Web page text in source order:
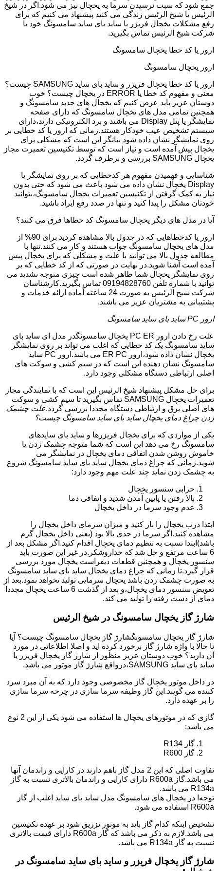
جمع شود که سبب نرسیدن سرما به یخچال نیز می شود.اگر در شیخ
الرئیس یا شیخ الرئیس زندگی می کنید پیشنهاد می کنیم که برای
رفع مشکلات یخچال فریزر یا ساید بای ساید سامسونگ خود با
شرکت شیخ الرئیس تماس بگیرید.
ارور یا کد خطا یخچال سامسونگ
ارور یخچال سامسونگ
ارور یا کد خطا یخچال فریزر و ساید بای ساید SAMSUNG چیست؟
معنی و مفهوم کد خطا یا ERROR در یخچال چیست؟ خوب
دوستان عزیز باید عرض کنیم که یخچال های جدید سامسونگ و
همچنین تمامی مدل های یخچال سامسونگ که دارای صفحه
نمایشگر یا پنل Display می باشند و برد الکترونیکی دارند،دارای
سیستم تشخیص عیب خودکار هستند.زمانی که ارور یا کد خطایی بر
روی نمایشگر نشان داده شود بیانگر این است که مشکلی برای
یخچال پیش آمده است و نیاز است که توسط تکنیسین تعمیرت مجاز
یخچال SAMSUNG بررسی و برطرف گردد.
شناسایی و فهمیدن مفهوم هر کدخطایی که بر روی نمایشگر یا
Display یخچال نشان داده می شود باعث می شود که حتی بدون
نیاز به کمک گرفتن از تکنیسین تعمیرات یخچال سامسونگ،بتوانید
خودتان مشکل را پیدا کنید و تنها در صدد رفع ایراد باشید.
آیا در مدل های دیگر یخچال سامسونگ کد خطاها فرق می کنند؟
ارور یا کدخطاهایی که در جدول بالا مشاهده کردید برای 90% از
مدل های یخچال سامسونگ جواب هستند و کار می کنند.تنها با
مطالعه جدول بالا می توانید با علت و مشکلی که برای یخچال پیش
آمده است آشنا شوید.در نهایت در صورتی که از کد خطایی که بر
روی نمایشگر یخچال شما ظاهر شده است چیزی متوجه نشدید می
توانید با شماره تلفن 09194828760 تماس بگیرید.کارشناسان
شرکت شیخ الرئیس به صورت 24 ساعته آماده ارائه خدمات و
پشتیبانی به مشتریان عزیز می باشند.
ارور PC ساید بای ساید سامسونگ
علت رخ دادن ارور PC ER یخچال سامسونگدر مدل ای ساید بای
ساید سامسونگ یک کد خطایی که اغلب می تواند بر روی نمایشگر
یخچال نشان داده شود،ارور ER PC می باشد.ارور PC ساید
سامسونگ نشان دهنده این است که در سیم کشی و سوکت های
اصلی ارتباطی دستگاه مشکلی وجود دارد.
برای حل مشکل پیشنهاد شیخ الرئیس این است که با نمایندگی مجاز
تعمیرات یخچال SAMSUNG تماس بگیرید تا سیم کشی و سوکت
های اصلی برق و ارتباطی دستگاه مجددا بررسی گردد.علت چشمک
زدن چراغ دمای یخچال ساید بای ساید سامسونگ چیست؟
یکی از مواردی که برای یخچال فریزرها و ساید بای سایدهای
سامسونگ رخ می دهد این است که شما متوجه چشمک زدن یا
خاموش روشن شدن اتفاقی دمای یخچال در نمایشگر می
شوید.زمانی که چراغ دمای یخچال ساید بای ساید سامسونگ شروع
به چشمک زدن نماید چند علت مهم وجود دارد:
خرابی سنسور یخچال
بالا رفتن یا پایین آمدن شدید و اتفاقی دما
عدم وجود سرما در داخل یخچال
ابتدا درب یخچال را باز کنید و میزان سرمای داخل یخچال را
مشاهده کنید.اگر سرما در حدی بالا بود (یعنی داخل یخچال گرم
باشد)ابتدا نسبت به تنظیم دمای یخچال اقدام کنید.اگر مشکل بعد از
6 ساعت مرتفع و حل شد که خداروشکر.در غیر این صورت باید
سنسور یخچال و همچنین قطعات دیفراست یخچال مورد بررسی
قرار گیرد.تا زمانی که چراغ دمای یخچال ساید بای ساید سامسونگ
به صورت چشمک زدن باشد یخچال سرمایی تولید نخواهد نمود.بعد از
تعویض سنسور دمای یخچال،و بعد از گذشت 6 ساعت یخچال مجددا
دمای از دست رفته را تولید می کند.
شارژ گاز یخچال سامسونگ در شیخ الرئیس
شارژ گاز یخچال سامسونگشارژ گاز یخچال سامسونگ چیست؟ آیا
تا حالا با واژه شارژ گاز برخورد کرده اید و اصلا اطلاعاتی در مورد
آن دارید؟ خوب دوستان عزیز منظور از شارژ گاز یخچال فریزر یا
ساید بای ساید SAMSUNG،درواقع شارژ گاز موتور می باشد.
در داخل موتور یخچال گاز مخصوصی وجود دارد که به آن مبرد سرد
کننده می گویند.این گاز وظیفه سرما سازی در چرخه سرما سازی
را بر عهده دارد.
گازی که در موتورهای یخچال ها استفاده می شود یکی از این 2 نوع
می باشد:
گاز R134
گاز R600
تفاوت اصلی که این 2 مدل گاز باهم دارند در کارایی و راندمان آنها
می باشد.گاز R600a دارای کارایی و راندمان بالاتری نسبت به گاز
R134a می باشد.
توجه! در یخچال های سامسونگ مدل ساید بای ساید اغلب از گاز
R600a استفاده می شود.
تشخیص اینکه کدام گاز باید به موتور تزریق شود بر عهده تکنیسین
می باشد.لازم به ذکر می باشد که گاز R600a دارای قیمت بالاتری
نسبت به گاز R134a می باشد.
شارژ گاز یخچال فریزر و ساید بای ساید سامسونگ در